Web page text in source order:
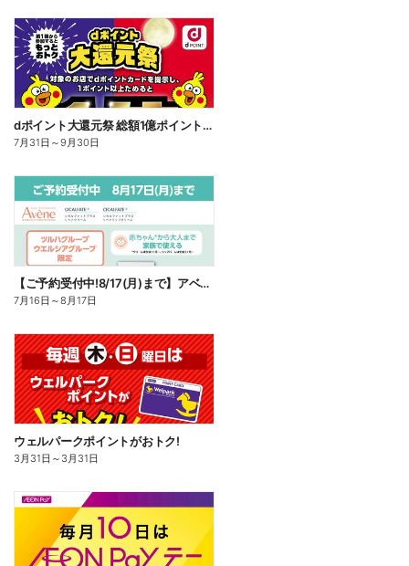
dポイント大還元祭 総額1億ポイント山分けキャンペーン
7月31日 ～9月30日
【ご予約受付中!8/17(月)まで】アベンヌ シカルファット
7月16日 ～8月17日
ウェルパークポイントがおトク!
3月31日 ～ 3月31日